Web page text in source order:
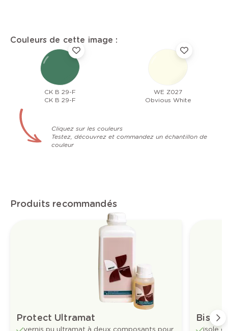
Couleurs de cette image :
CK B 29-F
CK B 29-F
WE Z027
Obvious White
Cliquez sur les couleurs
Testez, découvrez et commandez un échantillon de
couleur
Produits recommandés
Protect Ultramat
vernis pu ultramat à deux composants pour
Bisol
isole